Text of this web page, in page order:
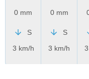
0 mm
S
3 km/h
0 mm
S
3 km/h